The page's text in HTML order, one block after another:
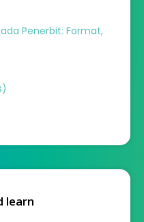
Penerbit: Format,
learn